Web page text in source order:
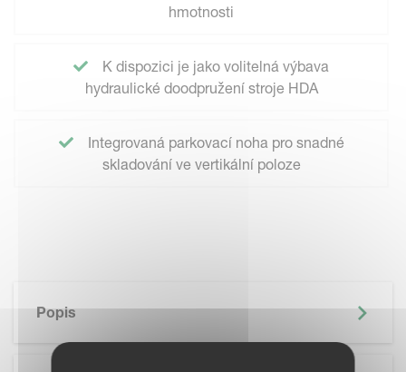
hmotnosti
K dispozici je jako volitelná výbava
hydraulické doodpružení stroje HDA
Integrovaná parkovací noha pro snadné
skladování ve vertikální poloze
Popis